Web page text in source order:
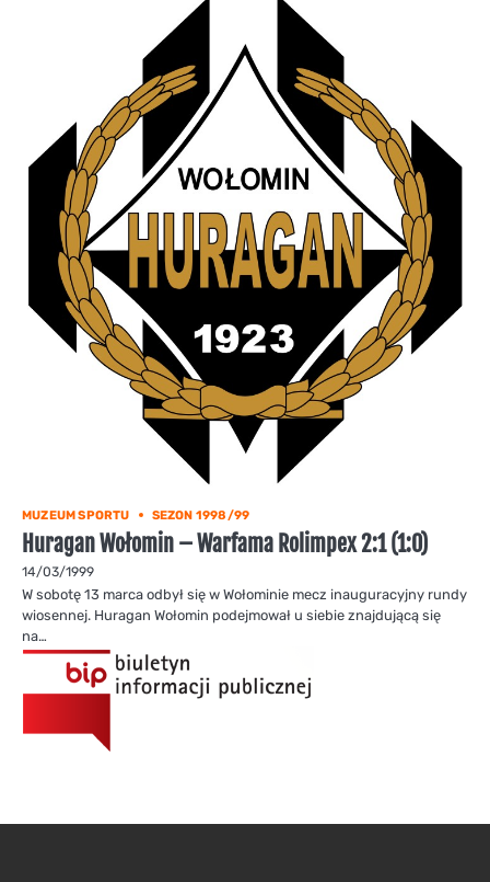
MUZEUM SPORTU SEZON 1998/99
Huragan Wołomin – Warfama Rolimpex 2:1 (1:0)
14/03/1999
W sobotę 13 marca odbył się w Wołominie mecz inauguracyjny rundy
wiosennej. Huragan Wołomin podejmował u siebie znajdującą się
na…